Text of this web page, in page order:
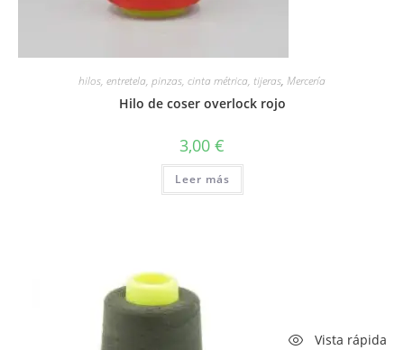
hilos, entretela, pinzas, cinta métrica, tijeras, Mercería
Hilo de coser overlock rojo
3,00 €
Leer más
Vista rápida